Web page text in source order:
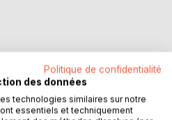
Politique de confidentialité
des données
technologies similaires sur notre
essentiels et techniquement